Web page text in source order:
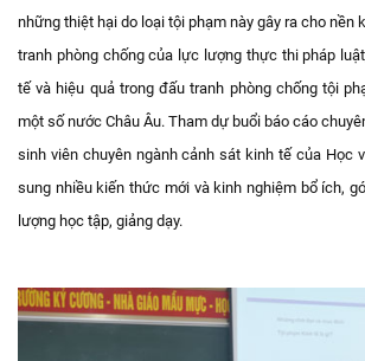
những thiệt hại do loại tội phạm này gây ra cho nền
tranh phòng chống của lực lượng thực thi pháp
tế và hiệu quả trong đấu tranh phòng chống tội
một số nước Châu Âu. Tham dự buổi báo cáo
sinh viên chuyên ngành cảnh sát kinh tế của Học
sung nhiều kiến thức mới và kinh nghiệm bổ ích,
lượng học tập, giảng dạy.